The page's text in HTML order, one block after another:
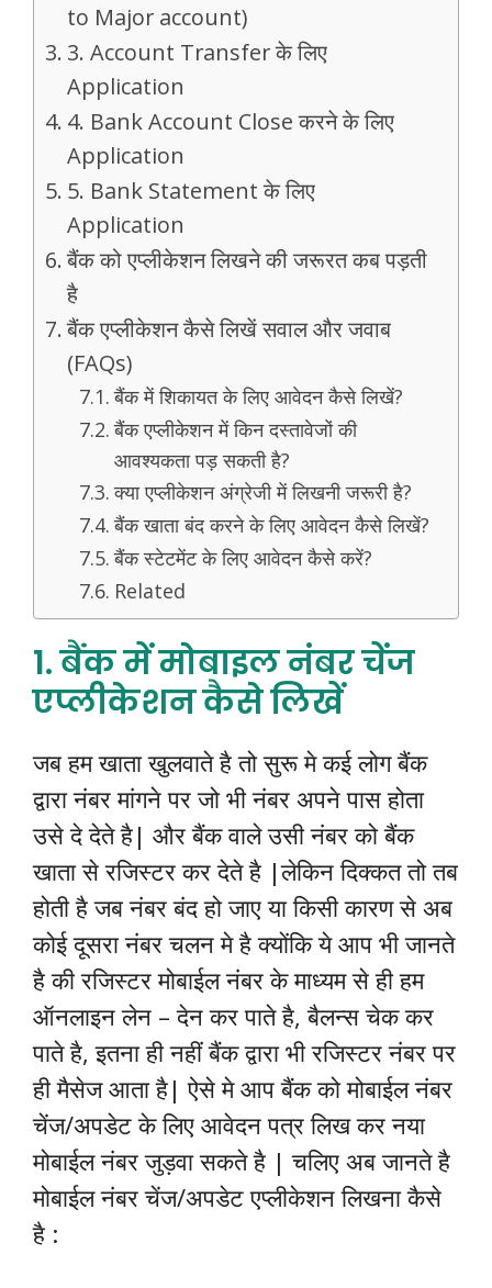
to Major account)
3. Account Transfer के लिए
Application
4. Bank Account Close करने के लिए
Application
5. Bank Statement के लिए
Application
बैंक को एप्लीकेशन लिखने की जरूरत कब पड़ती
है
बैंक एप्लीकेशन कैसे लिखें सवाल और जवाब
(FAQs)
बैंक में शिकायत के लिए आवेदन कैसे लिखें?
बैंक एप्लीकेशन में किन दस्तावेजों की
आवश्यकता पड़ सकती है?
क्या एप्लीकेशन अंग्रेजी में लिखनी जरूरी है?
बैंक खाता बंद करने के लिए आवेदन कैसे लिखें?
बैंक स्टेटमेंट के लिए आवेदन कैसे करें?
Related
1. बैंक में मोबाइल नंबर चेंज
एप्लीकेशन कैसे लिखें
जब हम खाता खुलवाते है तो सुरू मे कई लोग बैंक
द्वारा नंबर मांगने पर जो भी नंबर अपने पास होता
उसे दे देते है| और बैंक वाले उसी नंबर को बैंक
खाता से रजिस्टर कर देते है |लेकिन दिक्कत तो तब
होती है जब नंबर बंद हो जाए या किसी कारण से अब
कोई दूसरा नंबर चलन मे है क्योंकि ये आप भी जानते
है की रजिस्टर मोबाईल नंबर के माध्यम से ही हम
ऑनलाइन लेन – देन कर पाते है, बैलन्स चेक कर
पाते है, इतना ही नहीं बैंक द्वारा भी रजिस्टर नंबर पर
ही मैसेज आता है| ऐसे मे आप बैंक को मोबाईल नंबर
चेंज/अपडेट के लिए आवेदन पत्र लिख कर नया
मोबाईल नंबर जुड़वा सकते है | चलिए अब जानते है
मोबाईल नंबर चेंज/अपडेट एप्लीकेशन लिखना कैसे
है :